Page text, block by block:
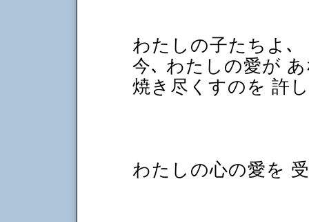
わたしの子たちよ､
今､ わたしの愛が
焼き尽くすのを 許
わたしの心の愛を